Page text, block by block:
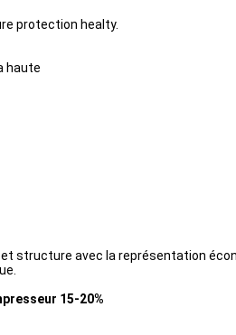
protection healty.
haute
structure avec la représentation
15-20%